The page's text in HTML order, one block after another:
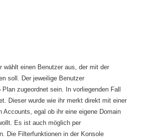
wählt einen Benutzer aus, der mit der
soll. Der jeweilige Benutzer
zugeordnet sein. In vorliegenden Fall
Dieser wurde wie ihr merkt direkt mit einer
egal ob ihr eine eigene Domain
Es ist auch möglich per
Die Filterfunktionen in der Konsole